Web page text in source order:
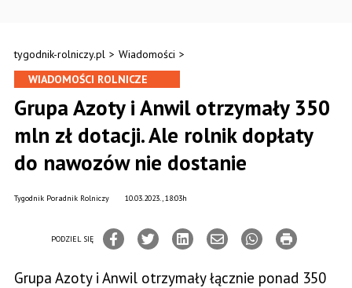
tygodnik-rolniczy.pl > Wiadomości >
WIADOMOŚCI ROLNICZE
Grupa Azoty i Anwil otrzymały 350
mln zł dotacji. Ale rolnik dopłaty
do nawozów nie dostanie
10.03.2023., 18:03h
Tygodnik Poradnik Rolniczy
PODZIEL SIĘ
Grupa Azoty i Anwil otrzymały łącznie ponad 350